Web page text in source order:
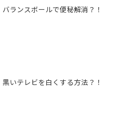
バランスボールで便秘解消？！
黒いテレビを白くする方法？！